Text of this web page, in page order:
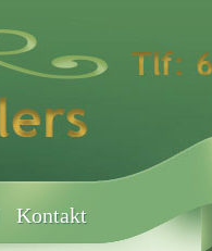
Kontakt